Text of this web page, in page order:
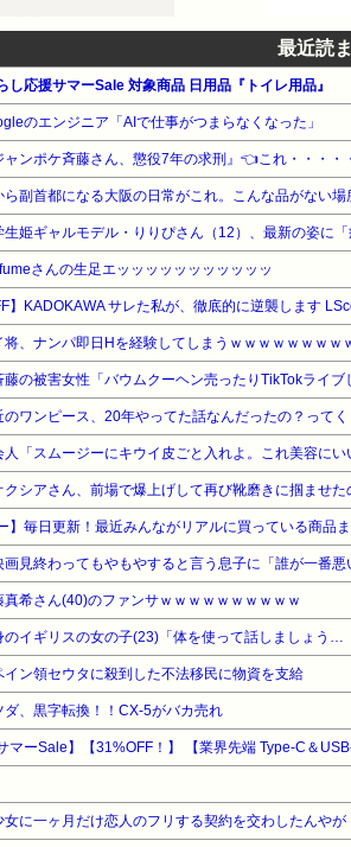
最近読
し応援サマーSale 対象商品 日用品『トイレ用品』
のエンジニア「AIで仕事がつまらなくなった」
ャンポケ斉藤さん、懲役7年の求刑』👈これ・・・・
ら副首都になる大阪の日常がこれ。こんな品がない
さんの生足エッッッッッッッッッッッ
】KADOKAWA サレた私が、徹底的に逆襲します
将、ナンパ即日Hを経験してしまうｗｗｗｗｗｗｗｗ
藤の被害女性「バウムクーヘン売ったりTikTokライブ
のワンピース、20年やってた話なんだったの？って
人「スムージーにキウイ皮ごと入れよ。これ美容に
クシアさん、前場で爆上げして再び靴磨きに掴ませ
】毎日更新！最近みんながリアルに買っている商
画見終わってもやもやすると言う息子に「誰が一番
真希さん(40)のファンサｗｗｗｗｗｗｗｗｗｗ
のイギリスの女の子(23)「体を使って話しましょう…
イン領セウタに殺到した不法移民に物資を支給
ダ、黒字転換！！CX-5がバカ売れ
女に一ヶ月だけ恋人のフリする契約を交わしたんやが